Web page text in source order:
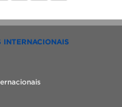
INTERNACIONAIS